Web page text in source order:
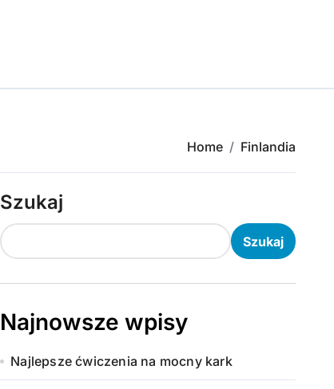
Home Finlandia
Szukaj
Szukaj
Najnowsze wpisy
Najlepsze ćwiczenia na mocny kark